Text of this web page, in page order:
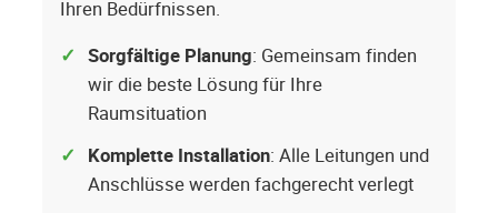
Ihren Bedürfnissen.
Sorgfältige Planung: Gemeinsam finden
wir die beste Lösung für Ihre
Raumsituation
Komplette Installation: Alle Leitungen und
Anschlüsse werden fachgerecht verlegt